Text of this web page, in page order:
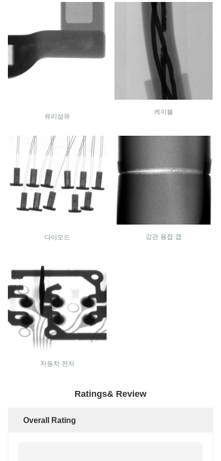
유리섬유
케이블
다이오드 강관 용접 갭
자동차 전자
Ratings& Review
Overall Rating